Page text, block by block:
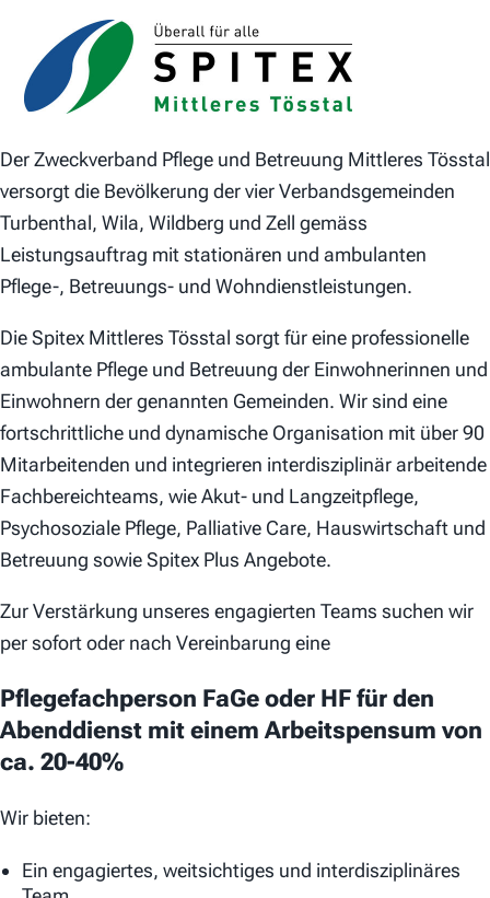
Der Zweckverband Pflege und Betreuung Mittleres Tösstal
versorgt die Bevölkerung der vier Verbandsgemeinden
Turbenthal, Wila, Wildberg und Zell gemäss
Leistungsauftrag mit stationären und ambulanten
Pflege-, Betreuungs- und Wohndienstleistungen.
Die Spitex Mittleres Tösstal sorgt für eine professionelle
ambulante Pflege und Betreuung der Einwohnerinnen und
Einwohnern der genannten Gemeinden. Wir sind eine
fortschrittliche und dynamische Organisation mit über 90
Mitarbeitenden und integrieren interdisziplinär arbeitende
Fachbereichteams, wie Akut- und Langzeitpflege,
Psychosoziale Pflege, Palliative Care, Hauswirtschaft und
Betreuung sowie Spitex Plus Angebote.
Zur Verstärkung unseres engagierten Teams suchen wir
per sofort oder nach Vereinbarung eine
Pflegefachperson FaGe oder HF für den
Abenddienst mit einem Arbeitspensum von
ca. 20-40%
Wir bieten:
Ein engagiertes, weitsichtiges und interdisziplinäres